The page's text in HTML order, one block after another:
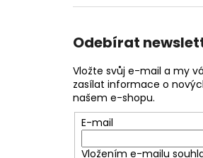
Odebírat
Vložte svůj e-mail a my
zasílat informace o
našem e-shopu.
E-mail
Vložením e-mailu